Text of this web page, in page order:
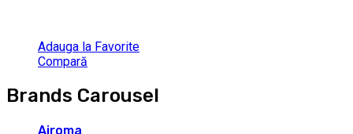
Adauga la Favorite
Compară
Brands Carousel
Airoma